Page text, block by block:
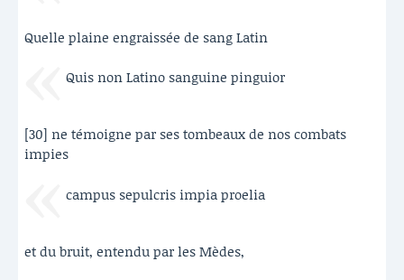
Quelle plaine engraissée de sang Latin
Quis non Latino sanguine pinguior
[30] ne témoigne par ses tombeaux de nos combats
impies
campus sepulcris impia proelia
et du bruit, entendu par les Mèdes,